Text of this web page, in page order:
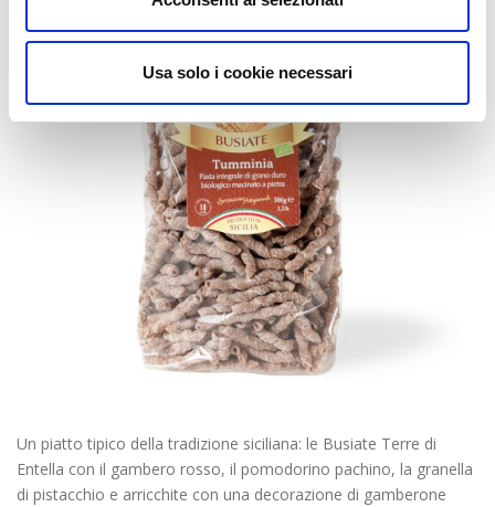
Usa solo i cookie necessari
Un piatto tipico della tradizione siciliana: le Busiate Terre di
Entella con il gambero rosso, il pomodorino pachino, la granella
di pistacchio e arricchite con una decorazione di gamberone